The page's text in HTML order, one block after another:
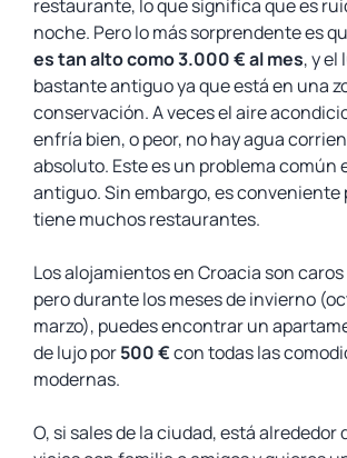
restaurante, lo que significa que es
noche. Pero lo más sorprendente es
es tan alto como 3.000 € al mes, y el
bastante antiguo ya que está en una
conservación. A veces el aire
enfría bien, o peor, no hay agua
absoluto. Este es un problema común
antiguo. Sin embargo, es conveniente
tiene muchos restaurantes.
Los alojamientos en Croacia son
pero durante los meses de invierno
marzo), puedes encontrar un
de lujo por500 €con todas las
modernas.
O, si sales de la ciudad, está alrededor